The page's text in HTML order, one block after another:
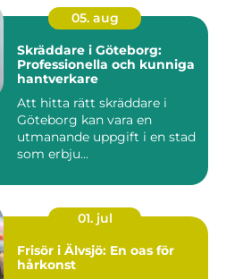
05. aug
Skräddare i Göteborg:
Professionella och kunniga
hantverkare
Att hitta rätt skräddare i
Göteborg kan vara en
utmanande uppgift i en stad
som erbju...
01. jul
Frisör i Älvsjö: En oas för
hårkonst